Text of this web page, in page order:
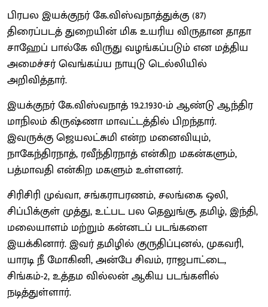
பிரபல இயக்குநர் கே.விஸ்வநாத்துக்கு (87)
திரைப்படத் துறையின் மிக உயரிய விருதான தாதா
சாஹேப் பால்கே விருது வழங்கப்படும் என மத்திய
அமைச்சர் வெங்கய்ய நாயுடு டெல்லியில்
அறிவித்தார்.
இயக்குநர் கே.விஸ்வநாத் 19.2.1930-ம் ஆண்டு ஆந்திர
மாநிலம் கிருஷ்ணா மாவட்டத்தில் பிறந்தார்.
இவருக்கு ஜெயலட்சுமி என்ற மனைவியும்,
நாகேந்திரநாத், ரவீந்திரநாத் என்கிற மகன்களும்,
பத்மாவதி என்கிற மகளும் உள்ளனர்.
சிரிசிரி முவ்வா, சங்கராபரணம், சலங்கை ஒலி,
சிப்பிக்குள் முத்து, உட்பட பல தெலுங்கு, தமிழ், இந்தி,
மலையாளம் மற்றும் கன்னடப் படங்களை
இயக்கினார். இவர் தமிழில் குருதிப்புனல், முகவரி,
யாரடி நீ மோகினி, அன்பே சிவம், ராஜபாட்டை,
சிங்கம்-2, உத்தம வில்லன் ஆகிய படங்களில்
நடித்துள்ளார்.